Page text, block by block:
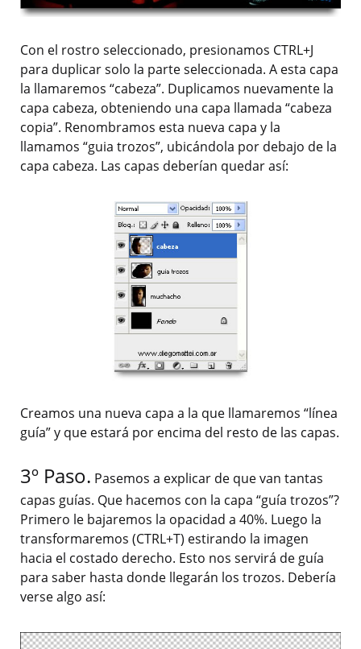
Con el rostro seleccionado, presionamos CTRL+J
para duplicar solo la parte seleccionada. A esta capa
la llamaremos “cabeza”. Duplicamos nuevamente la
capa cabeza, obteniendo una capa llamada “cabeza
copia”. Renombramos esta nueva capa y la
llamamos “guia trozos”, ubicándola por debajo de la
capa cabeza. Las capas deberían quedar así:
Creamos una nueva capa a la que llamaremos “línea
guía” y que estará por encima del resto de las capas.
3º Paso. Pasemos a explicar de que van tantas
capas guías. Que hacemos con la capa “guía trozos”?
Primero le bajaremos la opacidad a 40%. Luego la
transformaremos (CTRL+T) estirando la imagen
hacia el costado derecho. Esto nos servirá de guía
para saber hasta donde llegarán los trozos. Debería
verse algo así: